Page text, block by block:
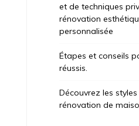
et de techniques
rénovation
personnalisée
Étapes et conseils
réussis.
Découvrez les
rénovation de